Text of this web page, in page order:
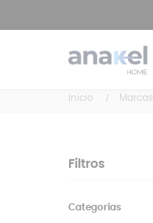
Inicio Marcas
Filtros
Categorías